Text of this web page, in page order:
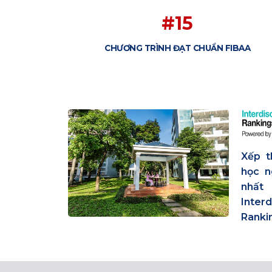
#15
CHƯƠNG TRÌNH ĐẠT CHUẨN FIBAA
Xếp
học